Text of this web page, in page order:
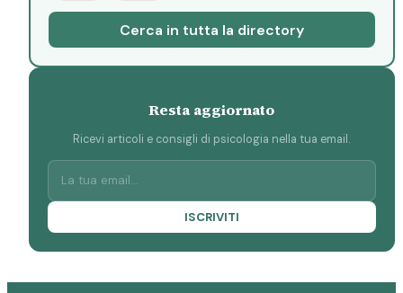
Cerca in tutta la directory
Resta aggiornato
Ricevi articoli e consigli di psicologia nella tua email.
ISCRIVITI